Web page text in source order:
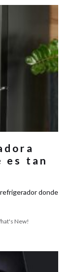
es tan
donde
New!